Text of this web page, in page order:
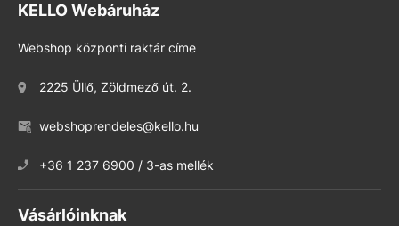
KELLO Webáruház
Webshop központi raktár címe
2225 Üllő, Zöldmező út. 2.
webshoprendeles@kello.hu
+36 1 237 6900 / 3-as mellék
Vásárlóinknak